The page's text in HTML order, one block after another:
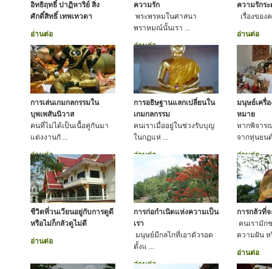
อิทธิฤทธิ์ ปาฏิหาริย์ สิ่ง
ศักดิ์สิทธิ์ เทพเทวดา
อ่านต่อ
ความรัก
พระพรหมในศาสนา
พราหมณ์นั้นเรา ...
อ่านต่อ
ความรักร
เรื่องของ
อ่านต่อ
การเล่นเกมกลกรรมใน
บุพเพสันนิวาส
คนที่ไม่ได้เป็นเนื้อคู่กันมา
แต่งงานกั ...
อ่านต่อ
การอธิษฐานแลกเปลี่ยนใน
เกมกลกรรม
คนเราเมื่ออยู่ในช่วงรับบุญ
ในกฏแห่ ...
อ่านต่อ
มนุษย์เครื่
หมาย
หากพิจาร
จากหุ่นยน
อ่านต่อ
ชีวิตที่วนเวียนอยู่กับการดูดี
หรือไม่ก็กลัวดูไม่ดี
อ่านต่อ
การก่อกำเนิดแห่งความเป็น
เรา
มนุษย์มีกลไกที่เอาตัวรอด
ตั้งแ ...
อ่านต่อ
การกลัวที่จ
คนเรามัก
ความฝัน ห
อ่านต่อ